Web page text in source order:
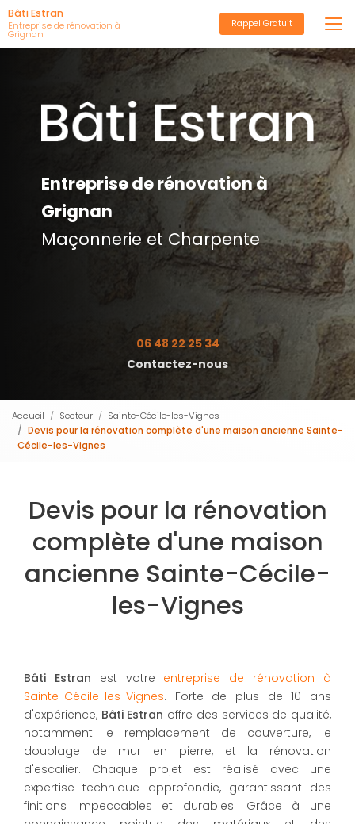
Aller
au
contenu
Bâti Estran
Entreprise de rénovation à
Grignan
Rappel Gratuit
Entreprise de rénovation à
Grignan
Maçonnerie et Charpente
06 48 22 25 34
Contactez-nous
Accueil Secteur
Sainte-Cécile-les-Vignes
Devis pour la rénovation complète d'une maison ancienne Sainte-
Cécile-les-Vignes
Devis pour la rénovation
complète d'une maison
ancienne Sainte-Cécile-
les-Vignes
Bâti Estran est votre entreprise de rénovation à
Sainte-Cécile-les-Vignes. Forte de plus de 10 ans
d'expérience, Bâti Estran offre des services de qualité,
notamment le remplacement de couverture, le
doublage de mur en pierre, et la rénovation
d'escalier. Chaque projet est réalisé avec une
expertise technique approfondie, garantissant des
finitions impeccables et durables. Grâce à une